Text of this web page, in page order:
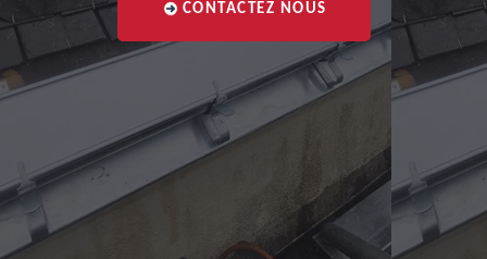
CONTACTEZ NOUS